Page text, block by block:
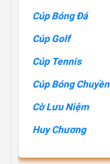
Cúp Bóng Đá
Cúp Golf
Cúp Tennis
Cúp Bóng Chuyền
Cờ Lưu Niệm
Huy Chương